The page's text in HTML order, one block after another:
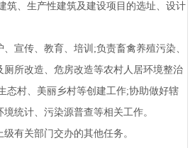
筑、生产性建筑及建设项目的选址、设计
传、教育、培训;负责畜禽养殖污染、
所改造、危房改造等农村人居环境整治
态村、美丽乡村等创建工作;协助做好辖
统计、污染源普查等相关工作。
关部门交办的其他任务。